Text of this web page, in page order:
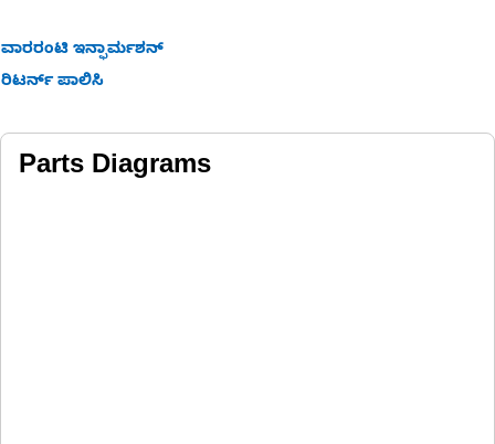
ವಾರರಂಟಿ ಇನ್ಫಾರ್ಮಶನ್
ರಿಟರ್ನ್ ಪಾಲಿಸಿ
Parts Diagrams